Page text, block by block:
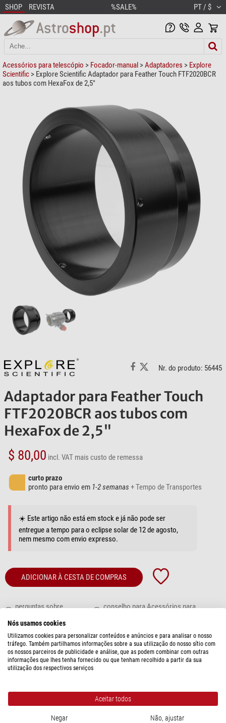
SHOP REVISTA %SALE% PT / $
Acessórios para telescópio > Focador-manual >Adaptadores > Explore
Scientific > Explore Scientific Adaptador para Feather Touch FTF2020BCR
aos tubos com HexaFox de 2,5"
Nr. do produto: 56445
Adaptador para Feather Touch
FTF2020BCR aos tubos com
HexaFox de 2,5"
$ 80,00 incl. VAT mais custo de remessa
curto prazo
pronto para envio em 1-2 semanas + Tempo de Transportes
☀️ Este artigo não está em stock e já não pode ser
entregue a tempo para o eclipse solar de 12 de agosto,
nem mesmo com envio expresso.
ADICIONAR À CESTA DE COMPRAS
perguntas sobre
conselho para Acessórios para
DESCRIÇÃO DO PRODUTO
Com este adaptador, pode ligar oStarlight Instruments Focador
equipado com o focador Hexafoc de 2,5".
Nós usamos cookies
Utilizamos cookies para personalizar conteúdos e anúncios e para analisar o nosso
tráfego. Também partilhamos informações sobre a sua utilização do nosso sítio com
os nossos parceiros de publicidade e análise, que as podem combinar com outras
informações que lhes tenha fornecido ou que tenham recolhido a partir da sua
utilização dos respectivos serviços
Aceitar todos
Negar Não, ajustar